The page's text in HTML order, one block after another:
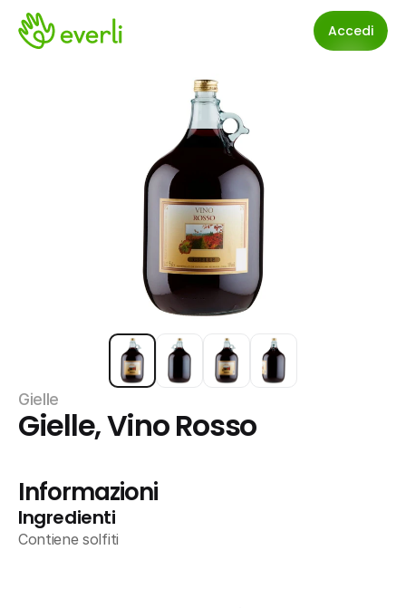
Accedi
Gielle
Gielle, Vino Rosso
Informazioni
Ingredienti
Contiene solfiti